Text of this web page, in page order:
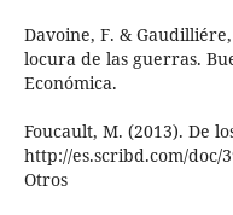
Davoine, F. &
locura de las guerras.
Económica.
Foucault, M. (2013). De
http://es.scribd.com/doc/
Otros